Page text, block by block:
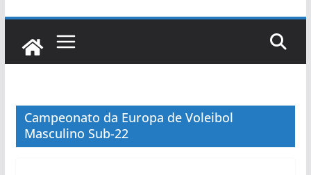
Campeonato da Europa de Voleibol
Masculino Sub-22